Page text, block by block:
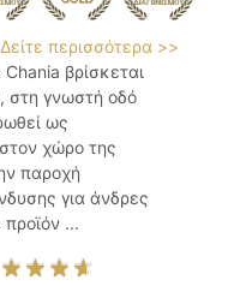
Δείτε περισσότερα >>
βρίσκεται
στη γνωστή οδό
ως
χώρο της
παροχή
για άνδρες
...